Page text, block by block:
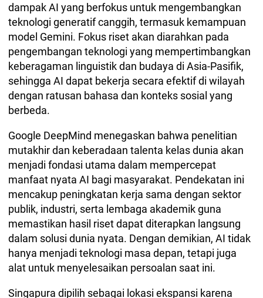
dampak AI yang berfokus untuk mengembangkan
teknologi generatif canggih, termasuk kemampuan
model Gemini. Fokus riset akan diarahkan pada
pengembangan teknologi yang mempertimbangkan
keberagaman linguistik dan budaya di Asia-Pasifik,
sehingga AI dapat bekerja secara efektif di wilayah
dengan ratusan bahasa dan konteks sosial yang
berbeda.
Google DeepMind menegaskan bahwa penelitian
mutakhir dan keberadaan talenta kelas dunia akan
menjadi fondasi utama dalam mempercepat
manfaat nyata AI bagi masyarakat. Pendekatan ini
mencakup peningkatan kerja sama dengan sektor
publik, industri, serta lembaga akademik guna
memastikan hasil riset dapat diterapkan langsung
dalam solusi dunia nyata. Dengan demikian, AI tidak
hanya menjadi teknologi masa depan, tetapi juga
alat untuk menyelesaikan persoalan saat ini.
Singapura dipilih sebagai lokasi ekspansi karena